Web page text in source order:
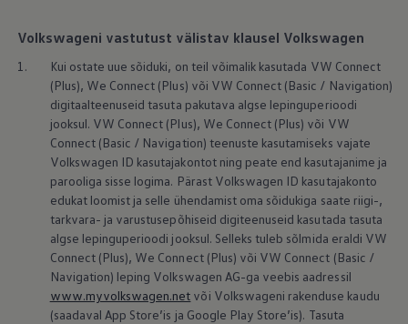
Avarii- ja rikkeabi
Volkswageni teenindus
Lisatarvikud
Sise- ja väliskaitse
Transpordi- ja pagasilahendused
Meelelahutus ja elektroonika
Isikupärastamine
Seinalaadija ja laadimiskaablid
Klienditeave
Ringlussevõtt ja tagastamine
Tagasikutsumiskampaaniad
Hoiatus- ja märgutuled
Teie Volkswageni uusimad
Teie Volkswageni uusimad
Digitaalne juhend
myVolkswagen
Takata turvapadja ohutusalane tagasikutsumine
Volkswageni vastutust välistav klausel Volkswagen
1.
Kui ostate uue sõiduki, on teil võimalik kasutada VW Connect
(Plus), We Connect (Plus) või VW Connect (Basic / Navigation)
digitaalteenuseid tasuta pakutava algse lepinguperioodi
jooksul. VW Connect (Plus), We Connect (Plus) või VW
Connect (Basic / Navigation) teenuste kasutamiseks vajate
Volkswagen ID kasutajakontot ning peate end kasutajanime ja
parooliga sisse logima. Pärast Volkswagen ID kasutajakonto
edukat loomist ja selle ühendamist oma sõidukiga saate riigi-,
tarkvara- ja varustusepõhiseid digiteenuseid kasutada tasuta
algse lepinguperioodi jooksul. Selleks tuleb sõlmida eraldi VW
Connect (Plus), We Connect (Plus) või VW Connect (Basic /
Navigation) leping Volkswagen AG-ga veebis aadressil
www.myvolkswagen.net või Volkswageni rakenduse kaudu
(saadaval App Store’is ja Google Play Store’is). Tasuta